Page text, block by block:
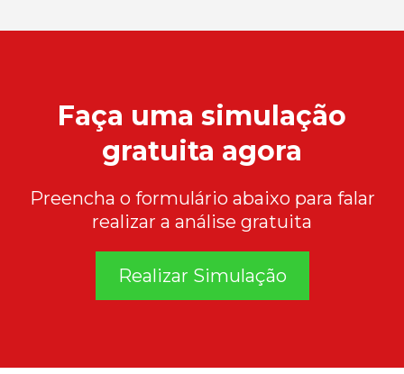
Faça uma simulação
gratuita agora
Preencha o formulário abaixo para falar
realizar a análise gratuita
Realizar Simulação